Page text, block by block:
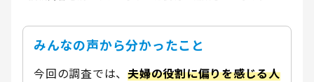
みんなの声から分かったこと
今回の調査では、 夫婦の役割に偏りを感じる人